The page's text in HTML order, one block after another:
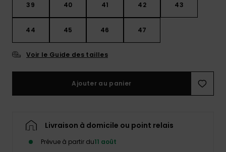
Consulter
la FAQ
39 40 41 42 43
44 45 46 47
Voir le Guide des tailles
Ajouter au panier
Livraison à domicile ou point relais
Prévue à partir du11 août